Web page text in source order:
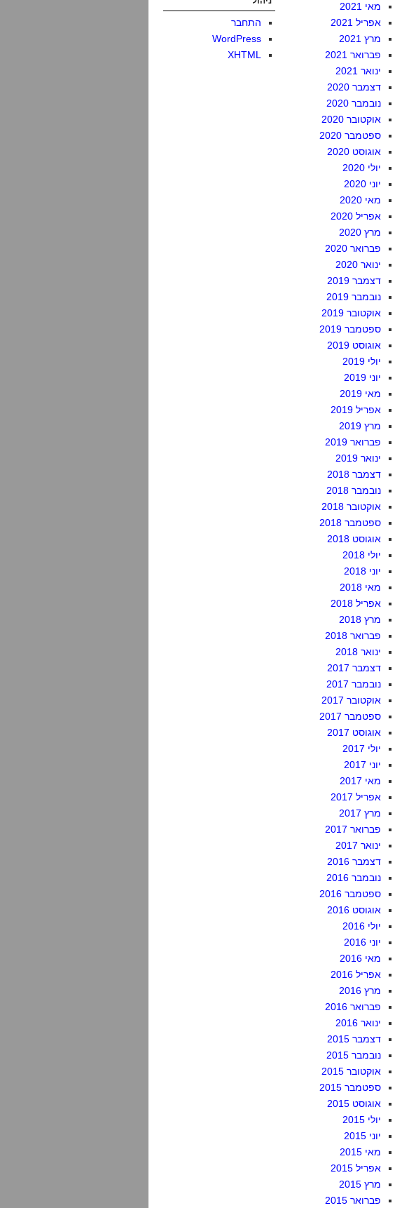
מאי 2021
אפריל 2021
מרץ 2021
פברואר 2021
ינואר 2021
דצמבר 2020
נובמבר 2020
אוקטובר 2020
ספטמבר 2020
אוגוסט 2020
יולי 2020
יוני 2020
מאי 2020
אפריל 2020
מרץ 2020
פברואר 2020
ינואר 2020
דצמבר 2019
נובמבר 2019
אוקטובר 2019
ספטמבר 2019
אוגוסט 2019
יולי 2019
יוני 2019
מאי 2019
אפריל 2019
מרץ 2019
פברואר 2019
ינואר 2019
דצמבר 2018
נובמבר 2018
אוקטובר 2018
ספטמבר 2018
אוגוסט 2018
יולי 2018
יוני 2018
מאי 2018
אפריל 2018
מרץ 2018
פברואר 2018
ינואר 2018
דצמבר 2017
נובמבר 2017
אוקטובר 2017
ספטמבר 2017
אוגוסט 2017
יולי 2017
יוני 2017
מאי 2017
אפריל 2017
מרץ 2017
פברואר 2017
ינואר 2017
דצמבר 2016
נובמבר 2016
ספטמבר 2016
אוגוסט 2016
יולי 2016
יוני 2016
מאי 2016
אפריל 2016
מרץ 2016
פברואר 2016
ינואר 2016
דצמבר 2015
נובמבר 2015
אוקטובר 2015
ספטמבר 2015
אוגוסט 2015
יולי 2015
יוני 2015
מאי 2015
אפריל 2015
מרץ 2015
פברואר 2015
התחבר
WordPress
XHTML